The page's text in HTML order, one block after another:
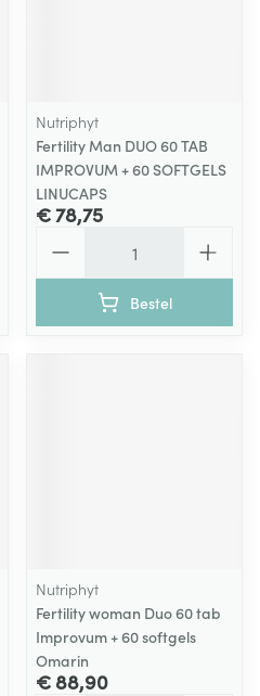
Nutriphyt
Fertility Man DUO 60 TAB
IMPROVUM + 60 SOFTGELS
LINUCAPS
€ 78,75
Bestel
Nutriphyt
Fertility woman Duo 60 tab
Improvum + 60 softgels
Omarin
€ 88,90